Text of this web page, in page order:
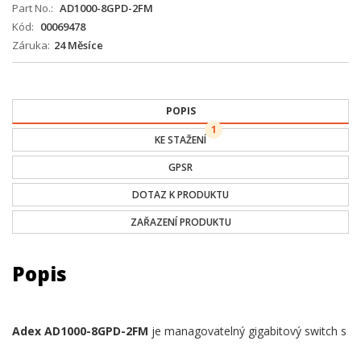
Part No.
AD1000-8GPD-2FM
Kód
00069478
Záruka 24 Měsíce
POPIS
KE STAŽENÍ
1
GPSR
DOTAZ K PRODUKTU
ZAŘAZENÍ PRODUKTU
Popis
Adex AD1000-8GPD-2FM je managovatelný gigabitový switch s